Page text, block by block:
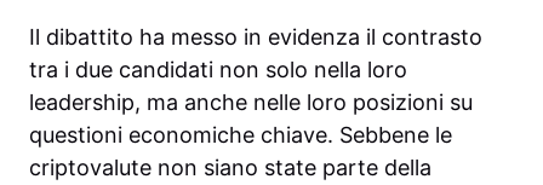
Il dibattito ha messo in evidenza il contrasto
tra i due candidati non solo nella loro
leadership, ma anche nelle loro posizioni su
questioni economiche chiave. Sebbene le
criptovalute non siano state parte della